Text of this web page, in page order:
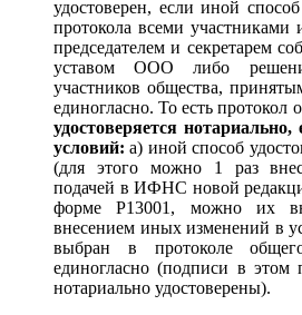
удостоверен, если иной
протокола всеми участниками
председателем и секретарем
уставом ООО либо
участников общества,
единогласно. То есть
удостоверяется нотариально,
условий:а) иной способ
(для этого можно 1 раз
подачей в ИФНС новой
форме Р13001, можно их
внесением иных изменений в
выбран в протоколе
единогласно (подписи в этом
нотариально удостоверены).